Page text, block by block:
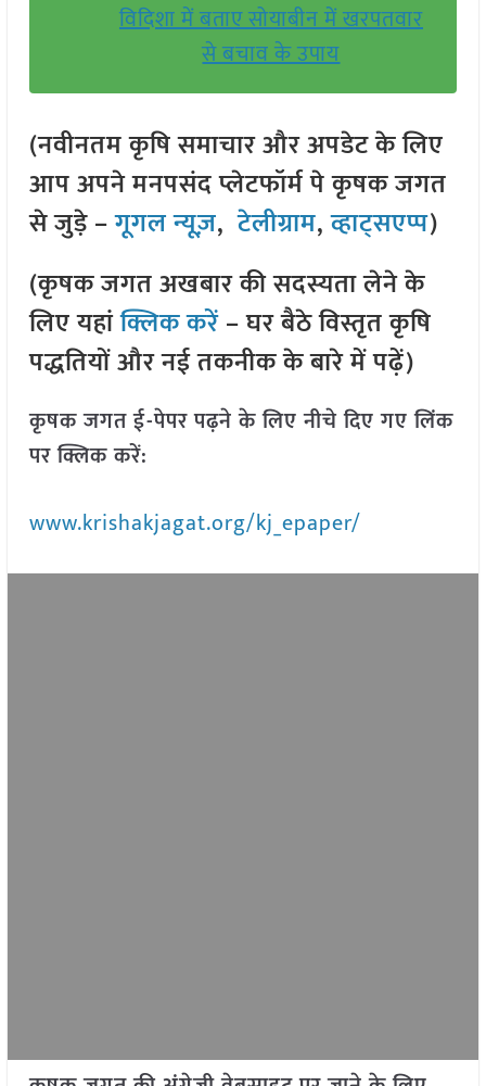
विदिशा में बताए सोयाबीन में खरपतवार
से बचाव के उपाय
(नवीनतम कृषि समाचार और अपडेट के लिए
आप अपने मनपसंद प्लेटफॉर्म पे कृषक जगत
से जुड़े –गूगल न्यूज़,टेलीग्राम,व्हाट्सएप्प)
(कृषक जगत अखबार की सदस्यता लेने के
लिए यहांक्लिक करें– घर बैठे विस्तृत कृषि
पद्धतियों और नई तकनीक के बारे में पढ़ें)
कृषक जगत ई-पेपर पढ़ने के लिए नीचे दिए गए लिंक
पर क्लिक करें:
www.krishakjagat.org/kj_epaper/